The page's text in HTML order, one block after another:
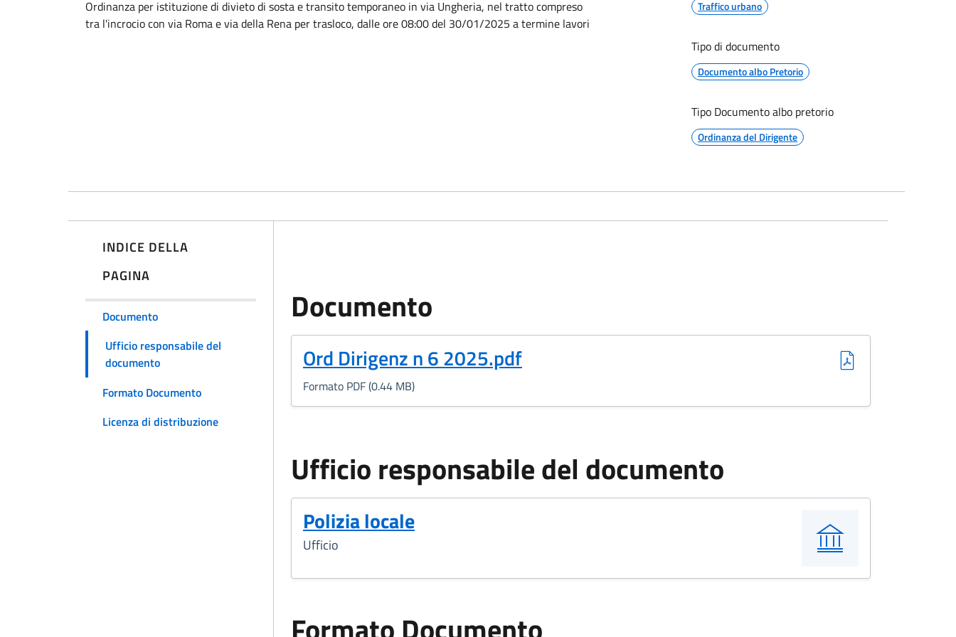
Ordinanza per istituzione di divieto di sosta e transito temporaneo in via Ungheria, nel tratto compreso
tra l'incrocio con via Roma e via della Rena per trasloco, dalle ore 08:00 del 30/01/2025 a termine lavori
Traffico urbano
Tipo di documento
Documento albo Pretorio
Tipo Documento albo pretorio
Ordinanza del Dirigente
INDICE DELLA
PAGINA
Documento
Ufficio responsabile del
documento
Formato Documento
Licenza di distribuzione
Documento
Ord Dirigenz n 6 2025.pdf
(Formato PDF, 0.44 MB)
Formato PDF (0.44 MB)
Ufficio responsabile del documento
Polizia locale
Ufficio